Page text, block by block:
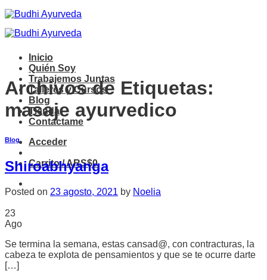
Saltar
al
contenido
Inicio
Quién Soy
Trabajemos Juntas
Talleres y Cursos
Blog
Tienda
Contactame
Acceder
Carrito /ARS$0
Archivos de Etiquetas:
masaje ayurvedico
Blog
Shiroabhyanga
Posted on 23 agosto, 2021 by Noelia
23
Ago
Se termina la semana, estas cansad@, con contracturas, la
cabeza te explota de pensamientos y que se te ocurre darte
[…]